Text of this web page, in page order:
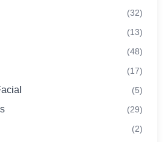
(32)
(13)
(48)
(17)
(5)
(29)
(2)